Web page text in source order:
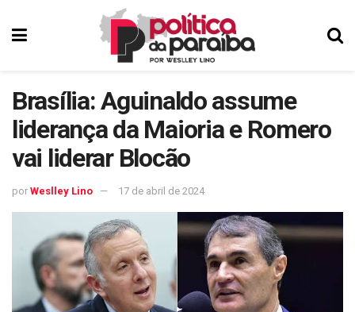
Brasília: Aguinaldo assume
liderança da Maioria e Romero
vai liderar Blocão
por Weslley Lino 17 de abril de 2024